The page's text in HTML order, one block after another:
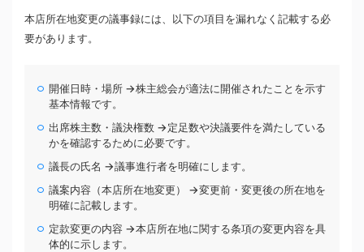
本店所在地変更の議事録には、以下の項目を漏れなく記載する必
要があります。
開催日時・場所 →株主総会が適法に開催されたことを示す
基本情報です。
出席株主数・議決権数 →定足数や決議要件を満たしている
かを確認するために必要です。
議長の氏名 →議事進行者を明確にします。
議案内容（本店所在地変更） →変更前・変更後の所在地を
明確に記載します。
定款変更の内容 →本店所在地に関する条項の変更内容を具
体的に示します。